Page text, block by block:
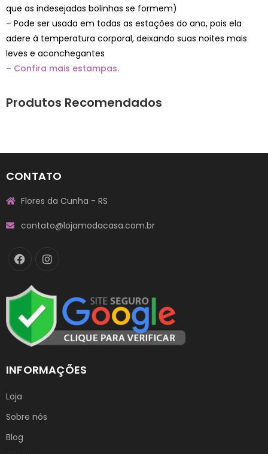
que as indesejadas bolinhas se formem)
– Pode ser usada em todas as estações do ano, pois ela
adere à temperatura corporal, deixando suas noites mais
leves e aconchegantes
– Confira mais estampas.
Produtos Recomendados
CONTATO
Flores da Cunha - RS
contato@lojamodacasa.com.br
INFORMAÇÕES
Loja
Sobre nós
Blog